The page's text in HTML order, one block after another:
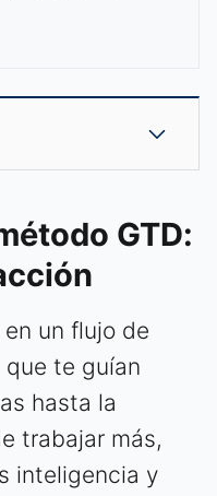
GTD:
un flujo de
te guían
hasta la
trabajar más,
inteligencia y